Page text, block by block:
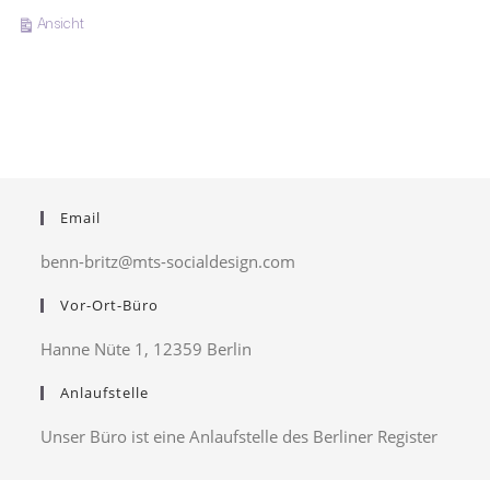
Ansichtausdrucken
Email
benn-britz@mts-socialdesign.com
Vor-Ort-Büro
Hanne Nüte 1, 12359 Berlin
Anlaufstelle
Unser Büro ist eine Anlaufstelle des Berliner Register